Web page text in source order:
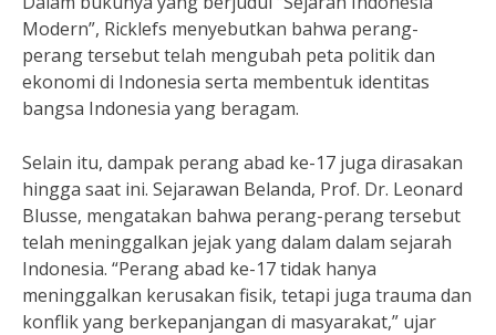
Modern”, Ricklefs menyebutkan bahwa perang-
perang tersebut telah mengubah peta politik dan
ekonomi di Indonesia serta membentuk identitas
bangsa Indonesia yang beragam.
Selain itu, dampak perang abad ke-17 juga dirasakan
hingga saat ini. Sejarawan Belanda, Prof. Dr. Leonard
Blusse, mengatakan bahwa perang-perang tersebut
telah meninggalkan jejak yang dalam dalam sejarah
Indonesia. “Perang abad ke-17 tidak hanya
meninggalkan kerusakan fisik, tetapi juga trauma dan
konflik yang berkepanjangan di masyarakat,” ujar